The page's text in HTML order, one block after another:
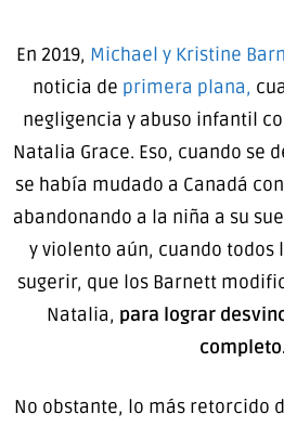
En 2019, Michael y Kristine
noticia de primera plana,
negligencia y abuso infantil
Natalia Grace. Eso, cuando se
se había mudado a Canadá
abandonando a la niña a su
y violento aún, cuando todos
sugerir, que los Barnett
Natalia, para lograr
No obstante, lo más retorcido